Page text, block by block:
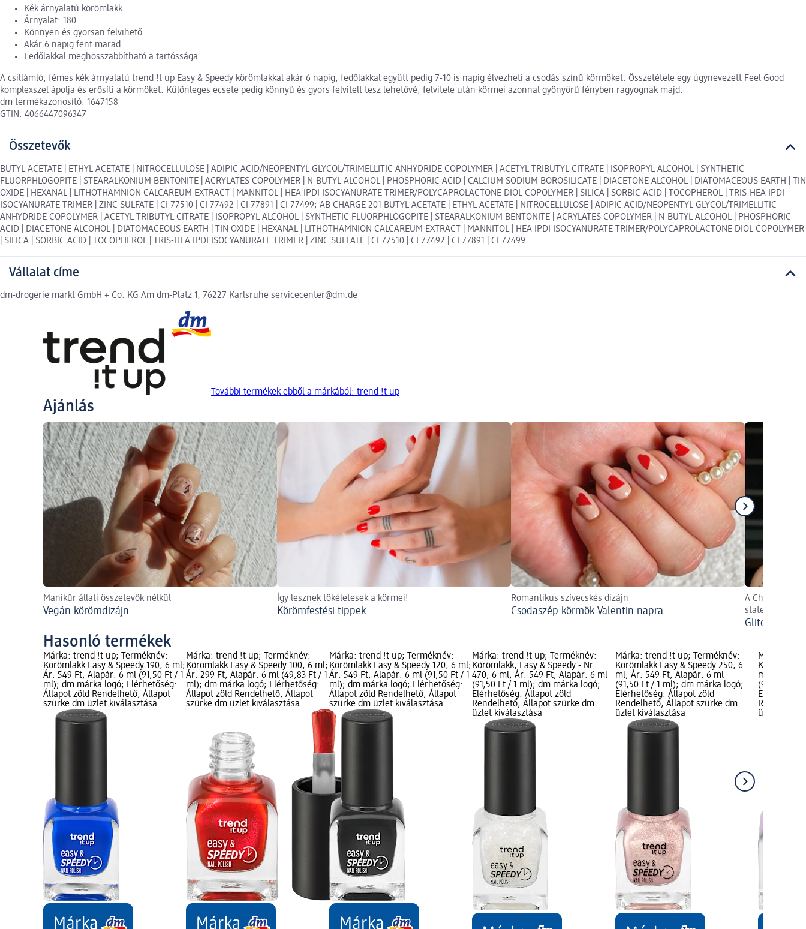
Kék árnyalatú körömlakk
Árnyalat: 180
Könnyen és gyorsan felvihető
Akár 6 napig fent marad
Fedőlakkal meghosszabbítható a tartóssága
A csillámló, fémes kék árnyalatú trend !t up Easy & Speedy körömlakkal akár 6 napig, fedőlakkal együtt pedig 7-10 is napig élvezheti a csodás színű körmöket. Összetétele egy úgynevezett Feel Good
komplexszel ápolja és erősíti a körmöket. Különleges ecsete pedig könnyű és gyors felvitelt tesz lehetővé, felvitele után körmei azonnal gyönyörű fényben ragyognak majd.
dm termékazonosító: 1647158
GTIN: 4066447096347
Összetevők
BUTYL ACETATE | ETHYL ACETATE | NITROCELLULOSE | ADIPIC ACID/NEOPENTYL GLYCOL/TRIMELLITIC ANHYDRIDE COPOLYMER | ACETYL TRIBUTYL CITRATE | ISOPROPYL ALCOHOL | SYNTHETIC
FLUORPHLOGOPITE | STEARALKONIUM BENTONITE | ACRYLATES COPOLYMER | N-BUTYL ALCOHOL | PHOSPHORIC ACID | CALCIUM SODIUM BOROSILICATE | DIACETONE ALCOHOL | DIATOMACEOUS EARTH | TIN
OXIDE | HEXANAL | LITHOTHAMNION CALCAREUM EXTRACT | MANNITOL | HEA IPDI ISOCYANURATE TRIMER/POLYCAPROLACTONE DIOL COPOLYMER | SILICA | SORBIC ACID | TOCOPHEROL | TRIS-HEA IPDI
ISOCYANURATE TRIMER | ZINC SULFATE | CI 77510 | CI 77492 | CI 77891 | CI 77499; AB CHARGE 201 BUTYL ACETATE | ETHYL ACETATE | NITROCELLULOSE | ADIPIC ACID/NEOPENTYL GLYCOL/TRIMELLITIC
ANHYDRIDE COPOLYMER | ACETYL TRIBUTYL CITRATE | ISOPROPYL ALCOHOL | SYNTHETIC FLUORPHLOGOPITE | STEARALKONIUM BENTONITE | ACRYLATES COPOLYMER | N-BUTYL ALCOHOL | PHOSPHORIC
ACID | DIACETONE ALCOHOL | DIATOMACEOUS EARTH | TIN OXIDE | HEXANAL | LITHOTHAMNION CALCAREUM EXTRACT | MANNITOL | HEA IPDI ISOCYANURATE TRIMER/POLYCAPROLACTONE DIOL COPOLYMER
| SILICA | SORBIC ACID | TOCOPHEROL | TRIS-HEA IPDI ISOCYANURATE TRIMER | ZINC SULFATE | CI 77510 | CI 77492 | CI 77891 | CI 77499
Vállalat címe
dm-drogerie markt GmbH + Co. KG Am dm-Platz 1, 76227 Karlsruhe servicecenter@dm.de
További termékek ebből a márkából: trend !t up
Ajánlás
Manikűr állati összetevők nélkül
Vegán körömdizájn
Így lesznek tökéletesek a körmei!
Körömfestési tippek
Romantikus szívecskés dizájn
Csodaszép körmök Valentin-napra
A Chaos Chic
statementté
Glitchy
Hasonló termékek
Márka: trend !t up; Terméknév:
Körömlakk Easy & Speedy 190, 6 ml;
Ár: 549 Ft; Alapár: 6 ml (91,50 Ft / 1
ml); dm márka logó; Elérhetőség:
Állapot zöld Rendelhető, Állapot
szürke dm üzlet kiválasztása
Márka: trend !t up; Terméknév:
Körömlakk Easy & Speedy 100, 6 ml;
Ár: 299 Ft; Alapár: 6 ml (49,83 Ft / 1
ml); dm márka logó; Elérhetőség:
Állapot zöld Rendelhető, Állapot
szürke dm üzlet kiválasztása
Márka: trend !t up; Terméknév:
Körömlakk Easy & Speedy 120, 6 ml;
Ár: 549 Ft; Alapár: 6 ml (91,50 Ft / 1
ml); dm márka logó; Elérhetőség:
Állapot zöld Rendelhető, Állapot
szürke dm üzlet kiválasztása
Márka: trend !t up; Terméknév:
Körömlakk, Easy & Speedy - Nr.
470, 6 ml; Ár: 549 Ft; Alapár: 6 ml
(91,50 Ft / 1 ml); dm márka logó;
Elérhetőség: Állapot zöld
Rendelhető, Állapot szürke dm
üzlet kiválasztása
Márka: trend !t up; Terméknév:
Körömlakk Easy & Speedy 250, 6
ml; Ár: 549 Ft; Alapár: 6 ml
(91,50 Ft / 1 ml); dm márka logó;
Elérhetőség: Állapot zöld
Rendelhető, Állapot szürke dm
üzlet kiválasztása
Márka:
Körömlakk
ml; Ár: 549
(91,50 Ft /
üzlet